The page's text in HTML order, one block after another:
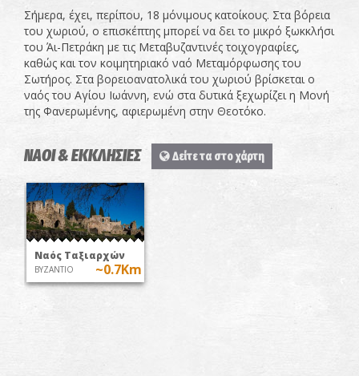
Σήμερα, έχει, περίπου, 18 μόνιμους κατοίκους. Στα βόρεια
του χωριού, ο επισκέπτης μπορεί να δει το μικρό ξωκκλήσι
του Άι-Πετράκη με τις Μεταβυζαντινές τοιχογραφίες,
καθώς και τον κοιμητηριακό ναό Μεταμόρφωσης του
Σωτήρος. Στα βορειοανατολικά του χωριού βρίσκεται ο
ναός του Αγίου Ιωάννη, ενώ στα δυτικά ξεχωρίζει η Μονή
της Φανερωμένης, αφιερωμένη στην Θεοτόκο.
ΝΑΟΙ & ΕΚΚΛΗΣΙΕΣ Δείτε τα στο χάρτη
Ναός Ταξιαρχών
ΒΥΖΑΝΤΙΟ ~0.7Km